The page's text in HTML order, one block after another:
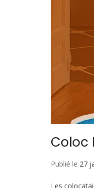
Coloc
Publié le 27
Les